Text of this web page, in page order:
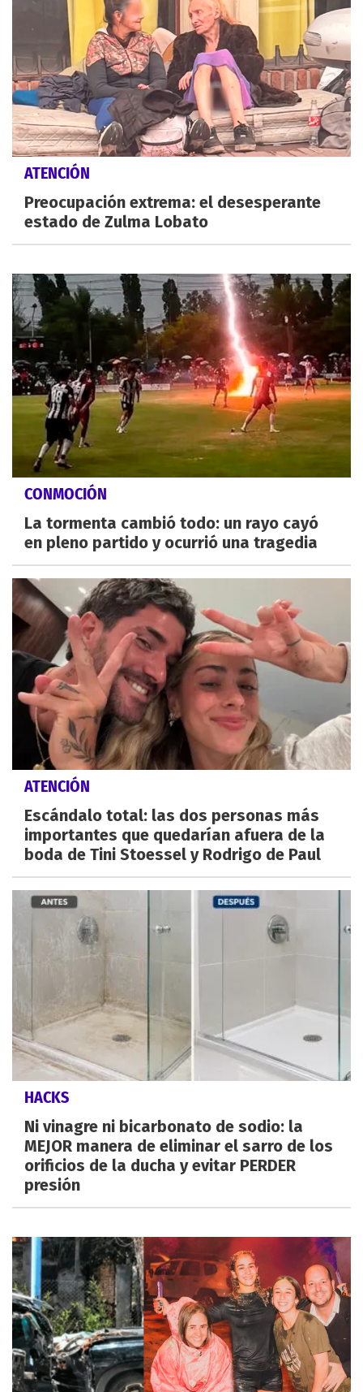
ATENCIÓN
Preocupación extrema: el desesperante
estado de Zulma Lobato
CONMOCIÓN
La tormenta cambió todo: un rayo cayó
en pleno partido y ocurrió una tragedia
ATENCIÓN
Escándalo total: las dos personas más
importantes que quedarían afuera de la
boda de Tini Stoessel y Rodrigo de Paul
HACKS
Ni vinagre ni bicarbonato de sodio: la
MEJOR manera de eliminar el sarro de los
orificios de la ducha y evitar PERDER
presión